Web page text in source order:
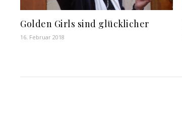
Golden Girls sind glücklicher
16. Februar 2018